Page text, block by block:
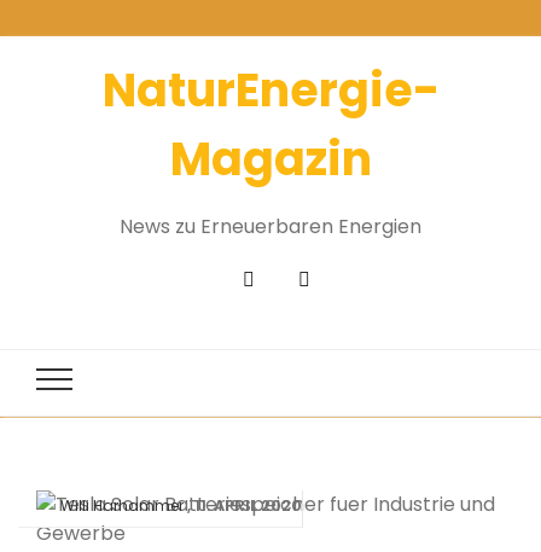
NaturEnergie-
Magazin
News zu Erneuerbaren Energien
Willi Harhammer 11. APRIL 2020